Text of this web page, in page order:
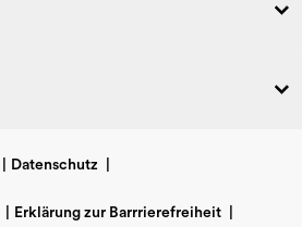
Datenschutz
Erklärung zur Barrrierefreiheit